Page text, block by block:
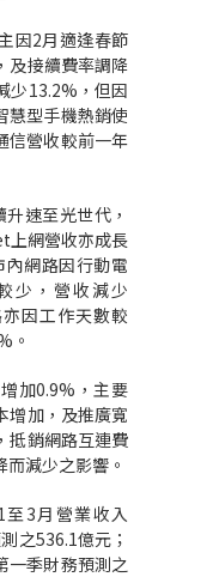
因2月適逢春節
及接續費率調降
少13.2%，但因
慧型手機熱銷使
信營收較前一年
速至光世代，
上網營收亦成長
網路因行動電
少，營收減少
因工作天數較
。
加0.9%，主要
增加，及推廣寬
抵銷網路互連費
減少之影響。
3月營業收入
之536.1億元；
一季財務預測之